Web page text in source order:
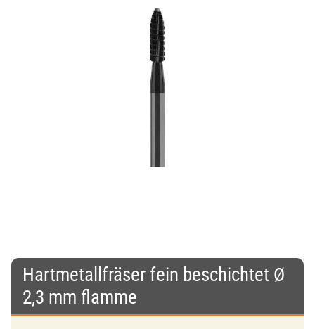
Hartmetallfräser fein beschichtet Ø
2,3 mm flamme